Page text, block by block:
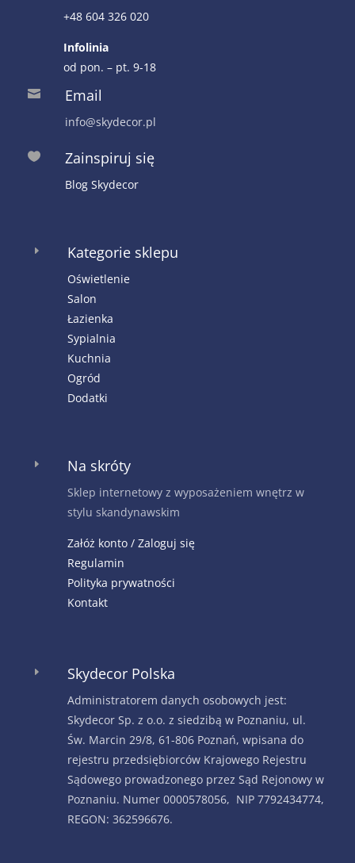
+48 604 326 020
Infolinia
od pon. – pt. 9-18
 Email
info@skydecor.pl
 Zainspiruj się
Blog Skydecor
E Kategorie sklepu
Oświetlenie
Salon
Łazienka
Sypialnia
Kuchnia
Ogród
Dodatki
E Na skróty
Sklep internetowy z wyposażeniem wnętrz w
stylu skandynawskim
Załóż konto / Zaloguj się
Regulamin
Polityka prywatności
Kontakt
E Skydecor Polska
Administratorem danych osobowych jest:
Skydecor Sp. z o.o. z siedzibą w Poznaniu, ul.
Św. Marcin 29/8, 61-806 Poznań, wpisana do
rejestru przedsiębiorców Krajowego Rejestru
Sądowego prowadzonego przez Sąd Rejonowy w
Poznaniu. Numer 0000578056, NIP 7792434774,
REGON: 362596676.